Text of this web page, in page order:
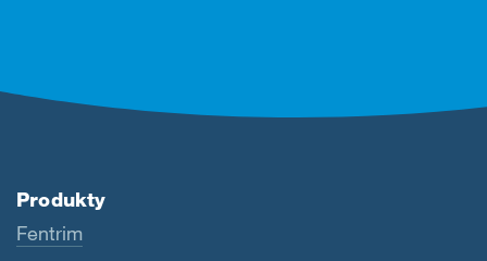
Produkty
Fentrim